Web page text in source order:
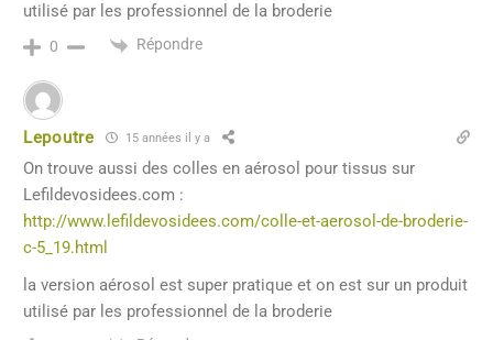
utilisé par les professionnel de la broderie
0 Répondre
Lepoutre 15 années il y a
On trouve aussi des colles en aérosol pour tissus sur
Lefildevosidees.com :
http://www.lefildevosidees.com/colle-et-aerosol-de-broderie-
c-5_19.html
la version aérosol est super pratique et on est sur un produit
utilisé par les professionnel de la broderie